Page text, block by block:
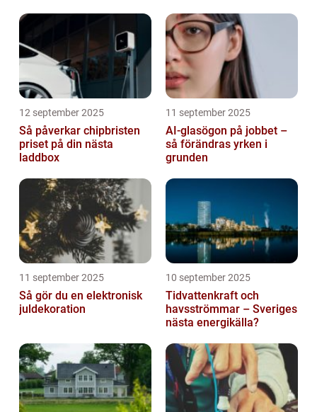
12 september 2025
Så påverkar chipbristen
priset på din nästa
laddbox
11 september 2025
AI-glasögon på jobbet –
så förändras yrken i
grunden
11 september 2025
Så gör du en elektronisk
juldekoration
10 september 2025
Tidvattenkraft och
havsströmmar – Sveriges
nästa energikälla?